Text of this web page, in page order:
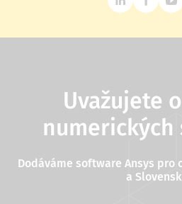
Uvažujete
numerických
Dodáváme software Ansys pro
a